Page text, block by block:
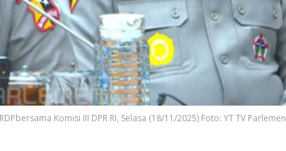
Komisi III DPR RI, Selasa (18/11/2025) Foto: YT TV Parlemen